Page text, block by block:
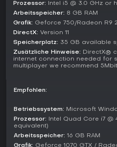
Im Survival-Modus muss man
zu bauen, und schleifen, um sie
Ressourcenknappheit,
nach dem Tod sorgen für
strategischem Abbau,
Modi unterstützen Singleplayer
Außenposten bis zu großen
den Visual Script Editor für
gesteuerten Schiffen und
Begegnungen.
Aktueller Stand und Updates
Prozessor: Intel i5 @ 3.0 GHz or
Arbeitsspeicher: 8 GB RAM
Grafik: Geforce 750/Radeon R9
DirectX: Version 11
Speicherplatz: 35 GB available
Zusätzliche Hinweise: DirectX®
internet connection needed for
multiplayer we recommend
Empfohlen:
Betriebssystem: Microsoft
Prozessor: Intel Quad Core i7 @
equivalent)
Arbeitsspeicher: 16 GB RAM
Grafik: Geforce 1070 GTX /